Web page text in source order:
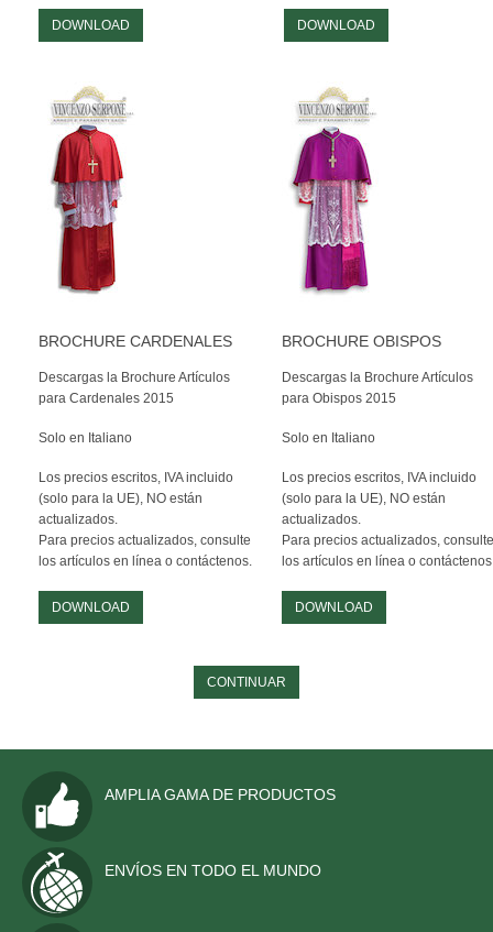
OTRAS BANDERAS
SET Y CONJUNTOS
HISTÓRICAS
ESTANDARTES Y CONFALONES
ACCESORIOS
EMBLEMAS Y OTROS
EVENTOS
MONUMENTOS
ORDENES ECUESTRES
TOGAS Y ACCESORIOS
CONTACTO
DOWNLOAD DOWNLOAD
BROCHURE CARDENALES BROCHURE OBISPOS
Descargas la Brochure Artículos
para Cardenales 2015
Solo en Italiano
Los precios escritos, IVA incluido
(solo para la UE), NO están
actualizados.
Para precios actualizados, consulte
los artículos en línea o contáctenos.
DOWNLOAD
Descargas la Brochure Artículos
para Obispos 2015
Solo en Italiano
Los precios escritos, IVA incluido
(solo para la UE), NO están
actualizados.
Para precios actualizados, consulte
los artículos en línea o
DOWNLOAD
CONTINUAR
AMPLIA GAMA DE PRODUCTOS
ENVÍOS EN TODO EL MUNDO